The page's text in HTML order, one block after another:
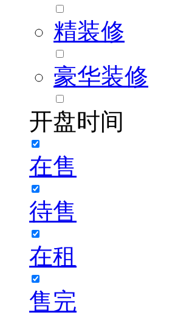
精装修
豪华装修
开盘时间
在售
待售
在租
售完